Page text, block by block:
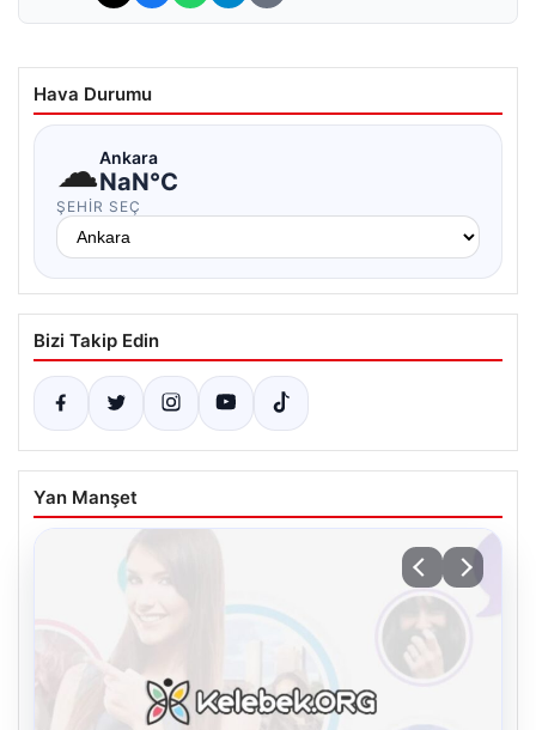
Hava Durumu
☁Ankara
NaN°C
ŞEHIR SEÇ
Bizi Takip Edin
Yan Manşet